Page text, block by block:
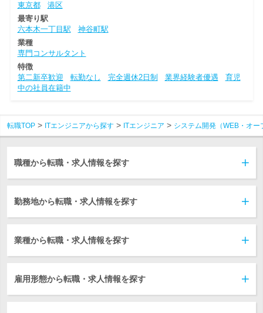
東京都
港区
最寄り駅
六本木一丁目駅
神谷町駅
業種
専門コンサルタント
特徴
第二新卒歓迎
転勤なし 完全週休2日制 業界経験者優遇
育児
中の社員在籍中
転職TOP ITエンジニアから探す ITエンジニア システム開発（WEB・オ
職種から転職・求人情報を探す
勤務地から転職・求人情報を探す
業種から転職・求人情報を探す
雇用形態から転職・求人情報を探す